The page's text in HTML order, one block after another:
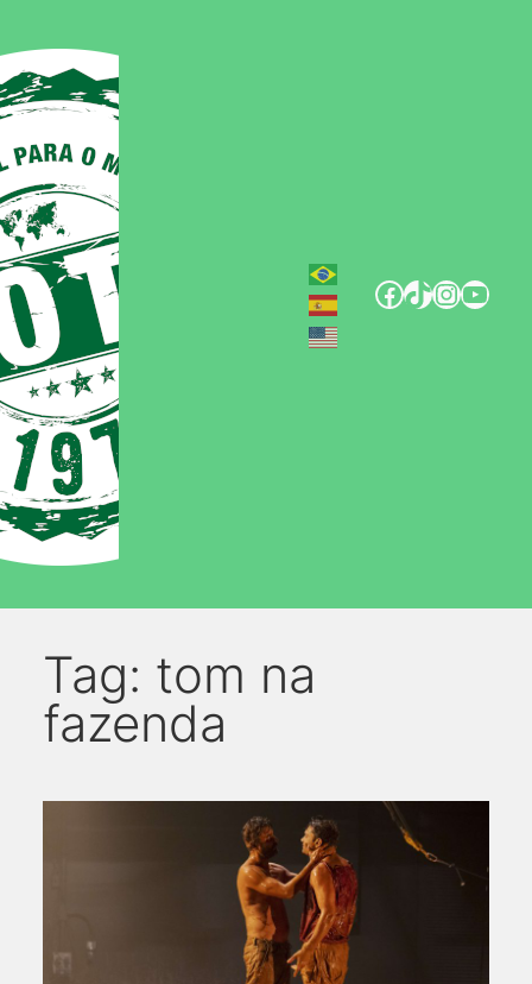
Tag: tom na
fazenda